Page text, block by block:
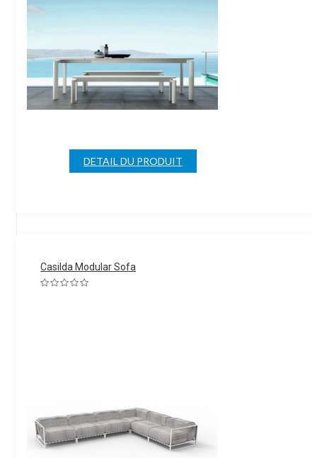
DETAIL DU PRODUIT
Casilda Modular Sofa